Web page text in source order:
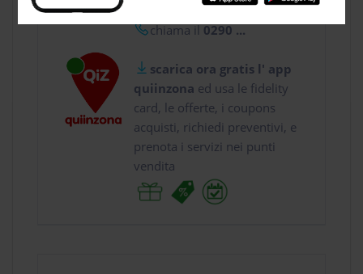
Via Al Cornicio...
chiama il 0290 ...
scarica ora gratis l' app
quiinzona ed usa le fidelity
card, le offerte, i coupons
acquisti, richiedi preventivi, e
prenota i servizi nei punti
vendita